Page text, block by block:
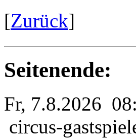
[Zurück]
Seitenende:
Fr, 7.8.2026
circus-